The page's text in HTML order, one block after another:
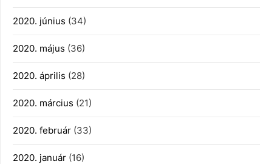
2020. június (34)
2020. május (36)
2020. április (28)
2020. március (21)
2020. február (33)
2020. január (16)